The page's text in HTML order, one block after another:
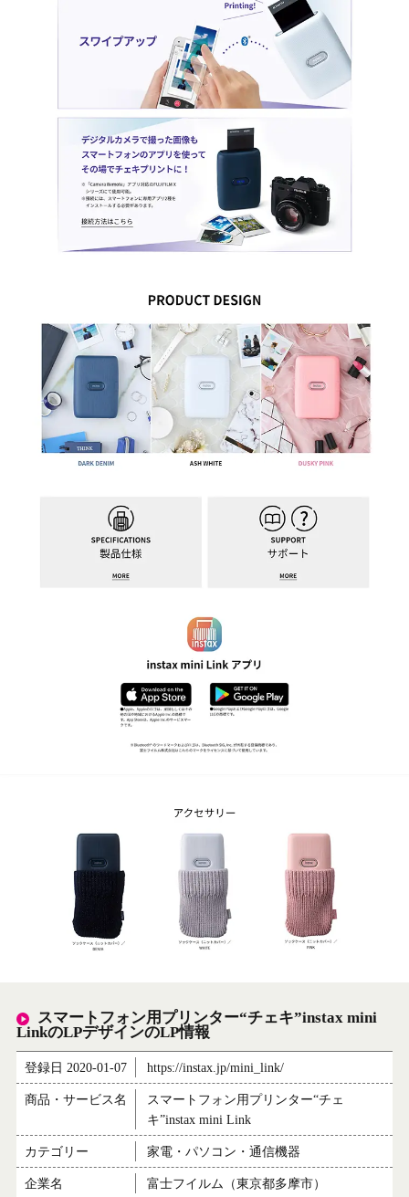
スマートフォン用プリンター“チェキ”instax mini
LinkのLPデザインのLP情報
登録日 2020-01-07 https://instax.jp/mini_link/
商品・サービス名
スマートフォン用プリンター“チェ
キ”instax mini Link
カテゴリー 家電・パソコン・通信機器
企業名 富士フイルム（東京都多摩市）